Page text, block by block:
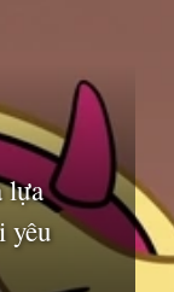
lựa
yêu